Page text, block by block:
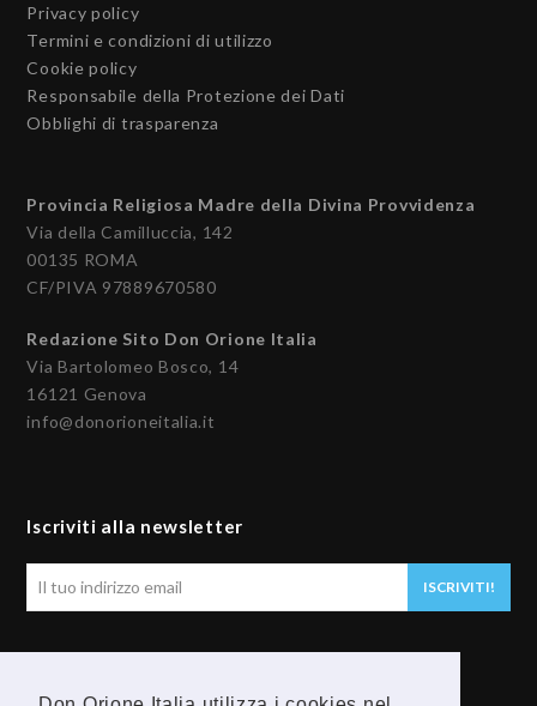
Privacy policy
Termini e condizioni di utilizzo
Cookie policy
Responsabile della Protezione dei Dati
Obblighi di trasparenza
Provincia Religiosa Madre della Divina Provvidenza
Via della Camilluccia, 142
00135 ROMA
CF/PIVA 97889670580
Redazione Sito Don Orione Italia
Via Bartolomeo Bosco, 14
16121 Genova
info@donorioneitalia.it
Iscriviti alla newsletter
ISCRIVITI!